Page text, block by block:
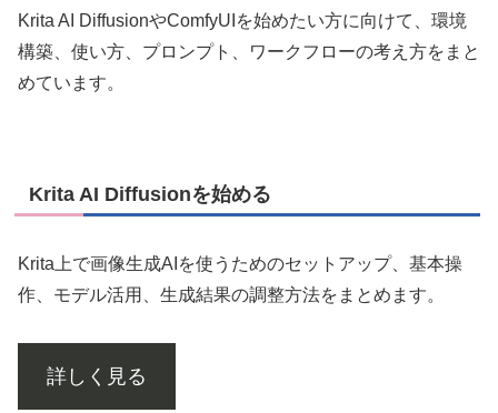
Krita AI DiffusionやComfyUIを始めたい方に向けて、環境
構築、使い方、プロンプト、ワークフローの考え方をまと
めています。
Krita AI Diffusionを始める
Krita上で画像生成AIを使うためのセットアップ、基本操
作、モデル活用、生成結果の調整方法をまとめます。
詳しく見る